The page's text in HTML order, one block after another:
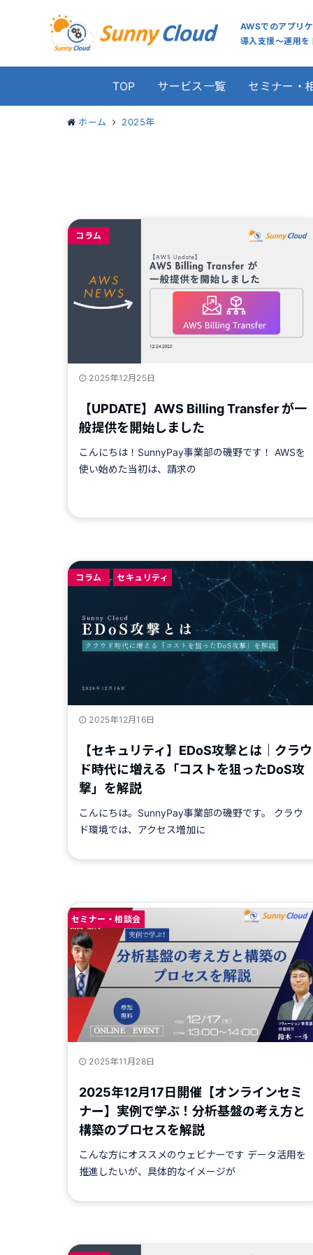
AWSでのアプリ
導入支援～運用
TOP サービス一覧 セミナー・
ホーム 2025年
コラム
2025年12月25日
【UPDATE】AWS Billing Transfer が一
般提供を開始しました
こんにちは！SunnyPay事業部の磯野です！ AWSを
使い始めた当初は、請求の
コラム セキュリティ
2025年12月16日
【セキュリティ】EDoS攻撃とは｜クラウ
ド時代に増える「コストを狙ったDoS攻
撃」を解説
こんにちは。SunnyPay事業部の磯野です。 クラウ
ド環境では、アクセス増加に
セミナー・相談会
2025年11月28日
2025年12月17日開催【オンラインセミ
ナー】実例で学ぶ！分析基盤の考え方と
構築のプロセスを解説
こんな方にオススメのウェビナーです データ活用を
推進したいが、具体的なイメージが